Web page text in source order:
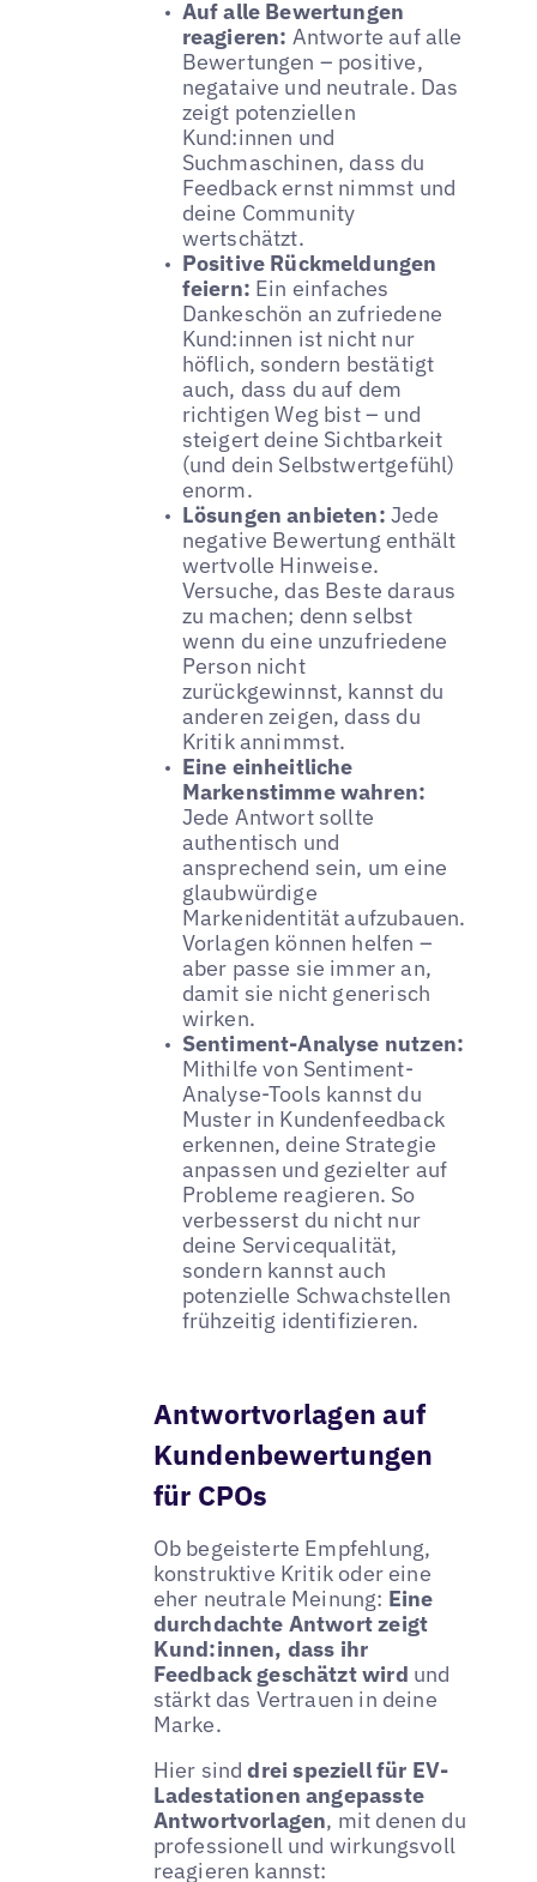
Auf alle Bewertungen
reagieren: Antworte auf alle
Bewertungen – positive,
negataive und neutrale. Das
zeigt potenziellen
Kund:innen und
Suchmaschinen, dass du
Feedback ernst nimmst und
deine Community
wertschätzt.
Positive Rückmeldungen
feiern: Ein einfaches
Dankeschön an zufriedene
Kund:innen ist nicht nur
höflich, sondern bestätigt
auch, dass du auf dem
richtigen Weg bist – und
steigert deine Sichtbarkeit
(und dein Selbstwertgefühl)
enorm.
Lösungen anbieten:Jede
negative Bewertung enthält
wertvolle Hinweise.
Versuche, das Beste daraus
zu machen; denn selbst
wenn du eine unzufriedene
Person nicht
zurückgewinnst, kannst du
anderen zeigen, dass du
Kritik annimmst.
Eine einheitliche
Markenstimme wahren:
Jede Antwort sollte
authentisch und
ansprechend sein, um eine
glaubwürdige
Markenidentität aufzubauen.
Vorlagen können helfen –
aber passe sie immer an,
damit sie nicht generisch
wirken.
Sentiment-Analyse nutzen:
Mithilfe von Sentiment-
Analyse-Tools kannst du
Muster in Kundenfeedback
erkennen, deine Strategie
anpassen und gezielter auf
Probleme reagieren. So
verbesserst du nicht nur
deine Servicequalität,
sondern kannst auch
potenzielle Schwachstellen
frühzeitig identifizieren.
Antwortvorlagen auf
Kundenbewertungen
für CPOs
Ob begeisterte Empfehlung,
konstruktive Kritik oder eine
eher neutrale Meinung: Eine
durchdachte Antwort zeigt
Kund:innen, dass ihr
Feedback geschätzt wird und
stärkt das Vertrauen in deine
Marke.
Hier sinddrei speziell für EV-
Ladestationen angepasste
Antwortvorlagen, mit denen du
professionell und wirkungsvoll
reagieren kannst: